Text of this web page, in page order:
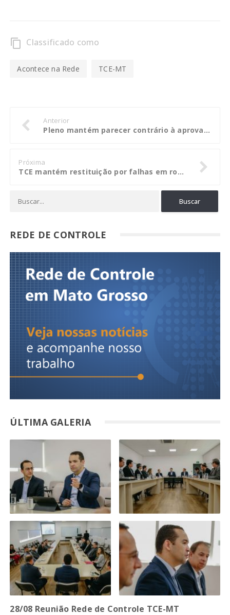
content_copy Classificado como
Acontece na Rede TCE-MT
Anterior
Pleno mantém parecer contrário à aprovação das contas de governo de Arenápolis
Próxima
TCE mantém restituição por falhas em rodovia mato-grossense
REDE DE CONTROLE
ÚLTIMA GALERIA
28/08 Reunião Rede de Controle TCE-MT